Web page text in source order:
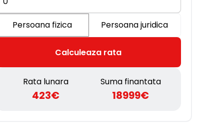
Persoana fizica Persoana juridica
Calculeaza rata
Rata lunara
423€
Suma finantata
18999€